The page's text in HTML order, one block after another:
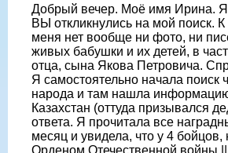
Добрый вечер. Моё имя Ирина. Я
ВЫ откликнулись на мой поиск.
меня нет вообще ни фото, ни
живых бабушки и их детей, в
отца, сына Якова Петровича.
Я самостоятельно начала поиск
народа и там нашла
Казахстан (оттуда призывался
ответа. Я прочитала все
месяц и увидела, что у 4
Орденом Отечественной войны ||